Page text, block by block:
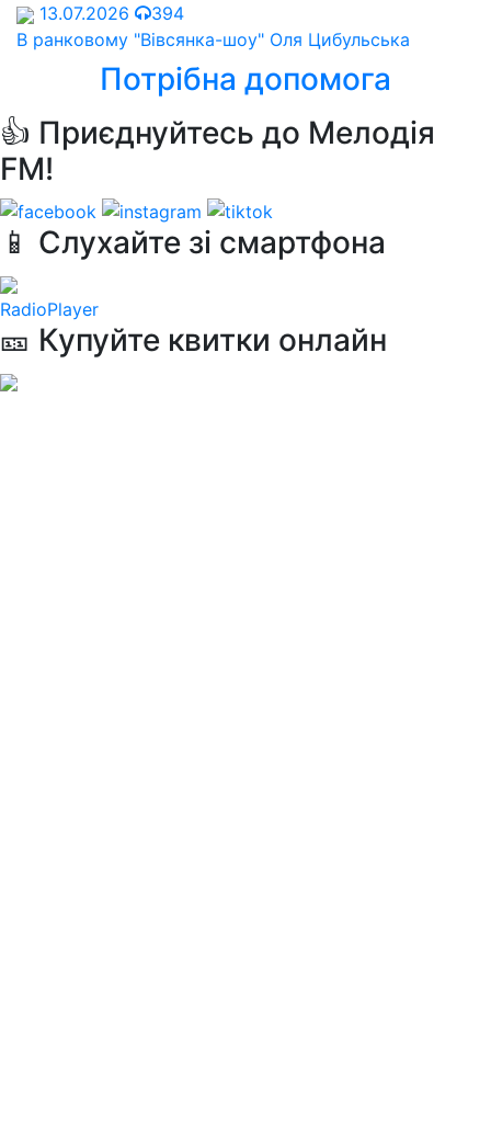
13.07.2026
394
В ранковому "Вівсянка-шоу" Оля Цибульська
Потрібна допомога
👍 Приєднуйтесь до Мелодія
FM!
📱 Слухайте зі смартфона
RadioPlayer
🎫 Купуйте квитки онлайн